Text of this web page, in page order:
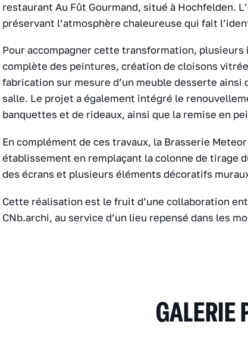
restaurant Au Fût Gourmand, situé à Hochfelden.
préservant l’atmosphère chaleureuse qui fait
Pour accompagner cette transformation,
complète des peintures, création de cloisons
fabrication sur mesure d’un meuble desserte ainsi
salle. Le projet a également intégré le
banquettes et de rideaux, ainsi que la remise en
En complément de ces travaux, la Brasserie
établissement en remplaçant la colonne de tirage
des écrans et plusieurs éléments décoratifs
Cette réalisation est le fruit d’une collaboration
CNb.archi, au service d’un lieu repensé dans les
GALERIE